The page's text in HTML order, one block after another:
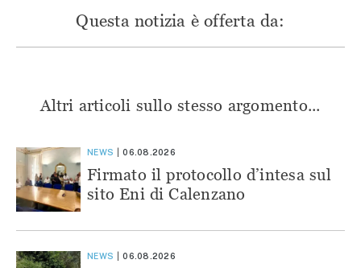
Questa notizia è offerta da:
Altri articoli sullo stesso argomento...
NEWS 06.08.2026
Firmato il protocollo d’intesa sul
sito Eni di Calenzano
NEWS 06.08.2026